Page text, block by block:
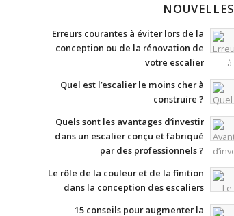
NOUVELLES
Erreurs courantes à éviter lors de la
conception ou de la rénovation de
votre escalier
Quel est l’escalier le moins cher à
construire ?
Quels sont les avantages d’investir
dans un escalier conçu et fabriqué
par des professionnels ?
Le rôle de la couleur et de la finition
dans la conception des escaliers
15 conseils pour augmenter la